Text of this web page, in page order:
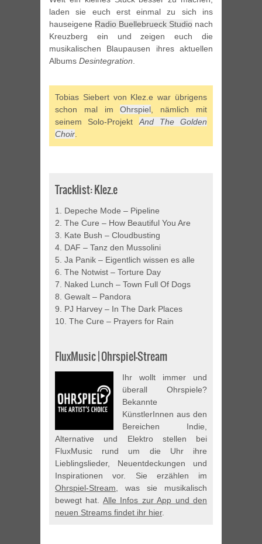
laden sie euch erst einmal zu sich ins
hauseigene Radio Buellebrueck Studio nach
Kreuzberg ein und zeigen euch die
musikalischen Blaupausen ihres aktuellen
Albums Desintegration
Tobias Siebert von Klez.e war übrigens
schon mal imOhrspiel , nämlich mit
seinem Solo-Projekt And The Golden
Choir
Tracklist: Klez.e
1. Depeche Mode – Pipeline
2. The Cure – How Beautiful You Are
3. Kate Bush – Cloudbusting
4. DAF – Tanz den Mussolini
5. Ja Panik – Eigentlich wissen es alle
6. The Notwist – Torture Day
7. Naked Lunch – Town Full Of Dogs
8. Gewalt – Pandora
9. PJ Harvey – In The Dark Places
10. The Cure – Prayers for Rain
FluxMusic | Ohrspiel-Stream
Ihr wollt immer und
überall Ohrspiele?
Bekannte
KünstlerInnen aus den
Bereichen Indie,
Alternative und Elektro stellen bei
FluxMusic rund um die Uhr ihre
Lieblingslieder, Neuentdeckungen und
Inspirationen vor. Sie erzählen im
Ohrspiel-Stream , was sie musikalisch
bewegt hat. Alle Infos zur App und den
neuen Streams findet ihr hier.